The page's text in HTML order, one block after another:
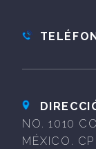
NO. 1010
MÉXICO.